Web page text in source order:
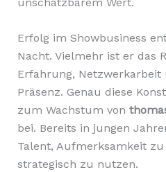
Erfolg im Showbusiness
Nacht. Vielmehr ist er das
Erfahrung,
Präsenz. Genau diese
zum Wachstum von
bei. Bereits in jungen
Talent, Aufmerksamkeit
strategisch zu nutzen.